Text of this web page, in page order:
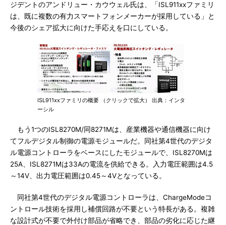
ジデントのアンドリュー・カウウェル氏は、「ISL911xxファミリ
は、既に複数の有力スマートフォンメーカーが採用している」と
今後のシェア拡大に向けた手応えを口にしている。
ISL911xxファミリの概要 （クリックで拡大） 出典：インタ
ーシル
もう1つのISL8270M/同8271Mは、産業機器や通信機器に向け
てフルデジタル制御の電源モジュールだ。同社第4世代のデジタ
ル電源コントローラをベースにしたモジュールで、ISL8270Mは
25A、ISL8271Mは33Aの電流を供給できる。入力電圧範囲は4.5
～14V、出力電圧範囲は0.45～4Vとなっている。
同社第4世代のデジタル電源コントローラは、ChargeModeコ
ントロール技術を採用し補償回路が不要という特長がある。複雑
な設計式が不要で外付け部品が省略でき、部品の劣化に応じた継